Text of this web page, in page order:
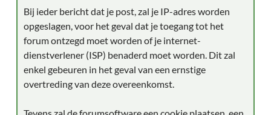
Bij ieder bericht dat je post, zal je IP-adres worden
opgeslagen, voor het geval dat je toegang tot het
forum ontzegd moet worden of je internet-
dienstverlener (ISP) benaderd moet worden. Dit zal
enkel gebeuren in het geval van een ernstige
overtreding van deze overeenkomst.